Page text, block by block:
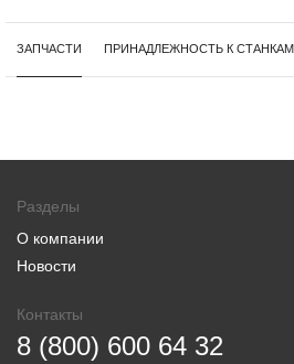
ЗАПЧАСТИ ПРИНАДЛЕЖНОСТЬ К СТАНКАМ
Разделы
О компании
Новости
Контакты
8 (800) 600 64 32